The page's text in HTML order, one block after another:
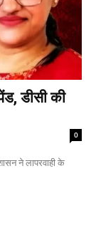
डीसी की
0
ने लापरवाही के